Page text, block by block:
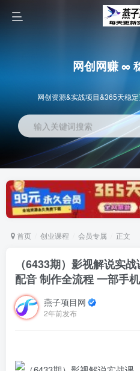
网创网赚 ∞
网创资源&实战项目&365天稳
输入关键词搜索
首页 创业课程 会员专属 正文
（6433期）影视解说实
配音 制作全流程 一部手
燕子项目网
2年前发布